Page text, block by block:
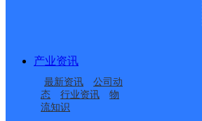
产业资讯
最新资讯
公司动
态
行业资讯
物
流知识
云南德钦县公司
德钦县奔子栏镇合作点